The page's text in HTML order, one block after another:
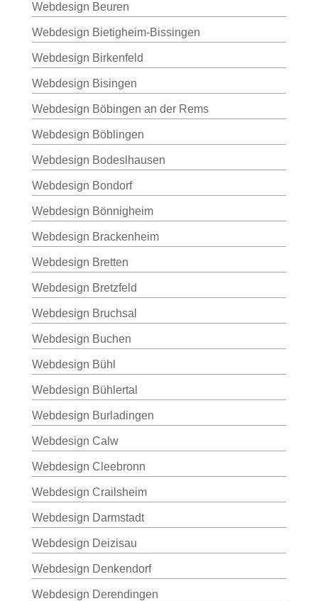
Webdesign Beuren
Webdesign Bietigheim-Bissingen
Webdesign Birkenfeld
Webdesign Bisingen
Webdesign Böbingen an der Rems
Webdesign Böblingen
Webdesign Bodeslhausen
Webdesign Bondorf
Webdesign Bönnigheim
Webdesign Brackenheim
Webdesign Bretten
Webdesign Bretzfeld
Webdesign Bruchsal
Webdesign Buchen
Webdesign Bühl
Webdesign Bühlertal
Webdesign Burladingen
Webdesign Calw
Webdesign Cleebronn
Webdesign Crailsheim
Webdesign Darmstadt
Webdesign Deizisau
Webdesign Denkendorf
Webdesign Derendingen